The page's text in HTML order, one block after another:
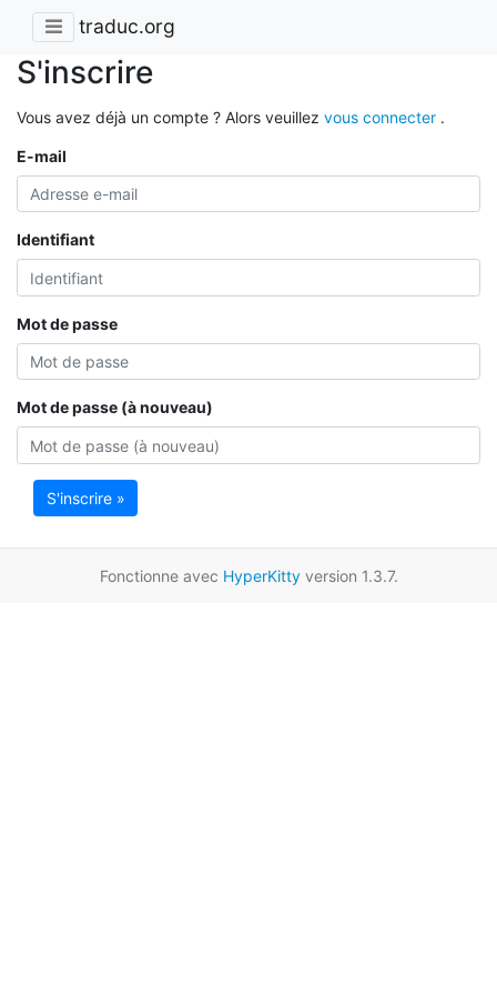
traduc.org
S'inscrire
Vous avez déjà un compte ? Alors veuillez vous connecter .
E-mail
Identifiant
Mot de passe
Mot de passe (à nouveau)
S'inscrire »
Fonctionne avec HyperKittyversion 1.3.7.